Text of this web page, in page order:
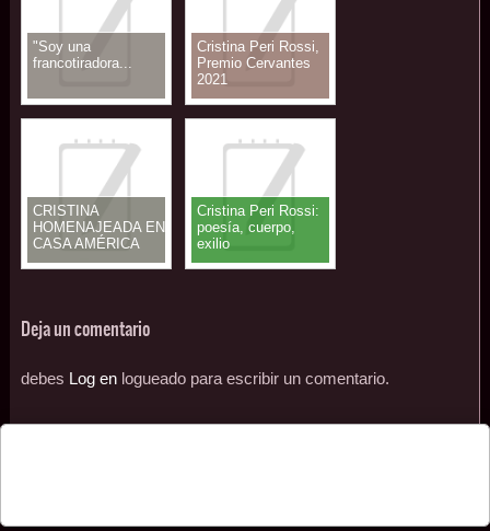
"Soy una
francotiradora...
Cristina Peri Rossi,
Premio Cervantes
2021
CRISTINA
HOMENAJEADA EN
CASA AMÉRICA
CATALUNYA
Cristina Peri Rossi:
poesía, cuerpo,
exilio
Deja un comentario
debes Log enlogueado para escribir un comentario.